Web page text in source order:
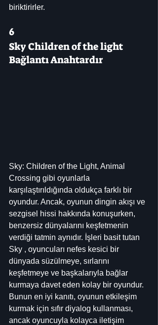
biriktirirler.
6
Sky Children of the light
Bağlantı Anahtardır
Sky: Children of the Light, Animal
Crossing gibi oyunlarla
karşılaştırıldığında oldukça farklı bir
oyundur. Ancak, oyunun dingin akışı ve
sezgisel hissi hakkında konuşurken,
benzersiz dünyalarını keşfetmenin
verdiği tatmin aynıdır. İşleri basit tutan
Sky , oyuncuları nefes kesici bir
dünyada süzülmeye, sırlarını
keşfetmeye ve başkalarıyla bağlar
kurmaya davet eden kolay bir oyundur.
Bunun en iyi kanıtı, oyunun etkileşim
kurmak için sıfır diyalog kullanması,
ancak oyuncuyla kolayca iletişim